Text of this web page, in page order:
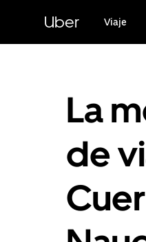
contenido
principal
Uber Viaje
La
de